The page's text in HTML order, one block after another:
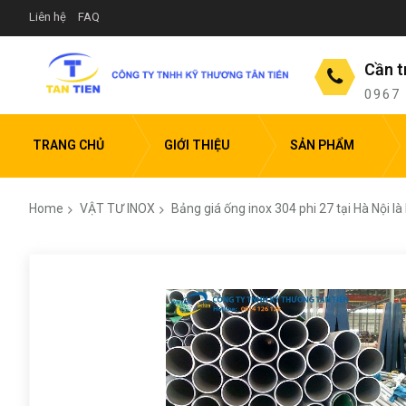
Liên hệ FAQ
Cần
0967
TRANG CHỦ GIỚI THIỆU SẢN PHẨM
Home VẬT TƯ INOX Bảng giá ống inox 304 phi 27 tại Hà Nội